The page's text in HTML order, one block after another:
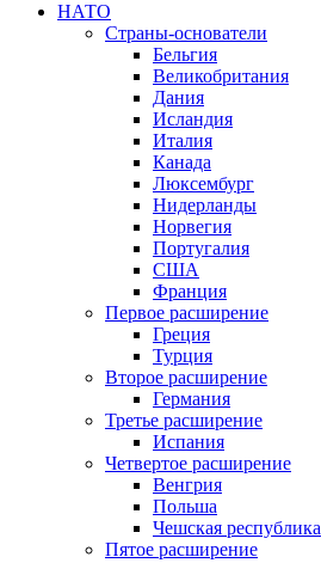
НАТО
Страны-основатели
Бельгия
Великобритания
Дания
Исландия
Италия
Канада
Люксембург
Нидерланды
Норвегия
Португалия
США
Франция
Первое расширение
Греция
Турция
Второе расширение
Германия
Третье расширение
Испания
Четвертое расширение
Венгрия
Польша
Чешская республика
Пятое расширение